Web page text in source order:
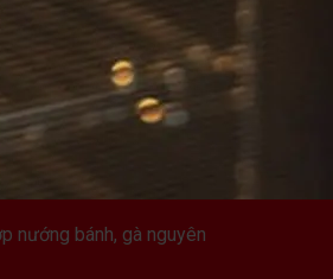
nướng bánh, gà nguyên